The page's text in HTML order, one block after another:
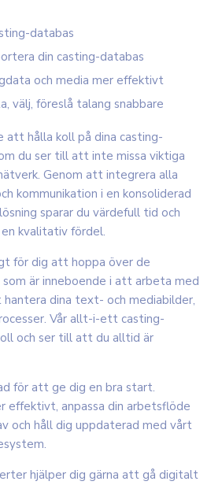
databas
din casting-databas
och media mer effektivt
välj, föreslå talang snabbare
att hålla koll på dina casting-
du ser till att inte missa viktiga
Genom att integrera alla
kommunikation i en konsoliderad
sparar du värdefull tid och
kvalitativ fördel.
för dig att hoppa över de
är inneboende i att arbeta med
dina text- och mediabilder,
Vår allt-i-ett casting-
och ser till att du alltid är
för att ge dig en bra start.
effektivt, anpassa din arbetsflöde
och håll dig uppdaterad med vårt
hjälper dig gärna att gå digitalt